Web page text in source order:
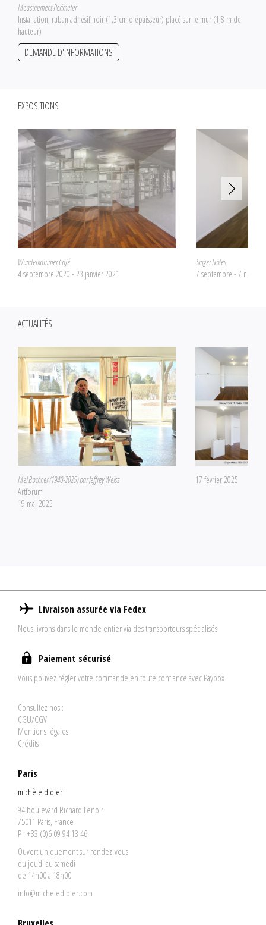
Measurement Perimeter
Installation, ruban adhésif noir (1,3 cm d'épaisseur) placé sur le mur (1,8 m de
hauteur)
DEMANDE D'INFORMATIONS
EXPOSITIONS
Wunderkammer Café
4 septembre 2020 - 23 janvier 2021
Singer Notes
7 septembre - 7
ACTUALITÉS
Mel Bochner (1940-2025) par Jeffrey Weiss
Artforum
19 mai 2025
17 février 2025
Livraison assurée via Fedex
Nous livrons dans le monde entier via des transporteurs spécialisés
Paiement sécurisé
Vous pouvez régler votre commande en toute confiance avec Paybox
Consultez nos :
CGU/CGV
Mentions légales
Crédits
Paris
michèle didier
94 boulevard Richard Lenoir
75011 Paris, France
P : +33 (0)6 09 94 13 46
Ouvert uniquement sur rendez-vous
du jeudi au samedi
de 14h00 à 18h00
info@micheledidier.com